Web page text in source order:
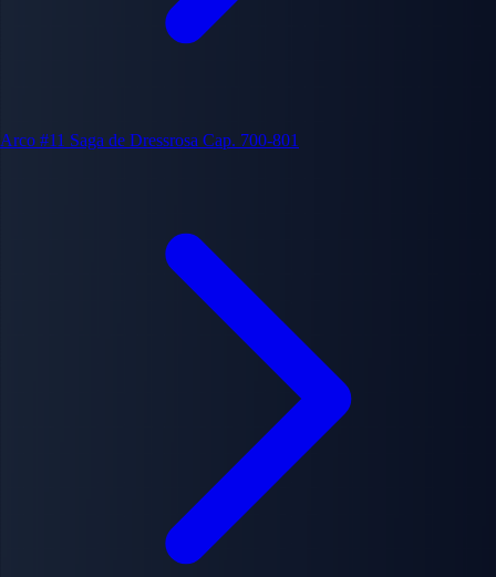
Arco #11 Saga de Dressrosa Cap. 700-801